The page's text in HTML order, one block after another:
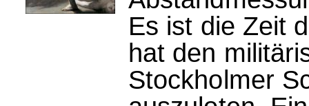
Es ist die Zeit
hat den
Stockholmer